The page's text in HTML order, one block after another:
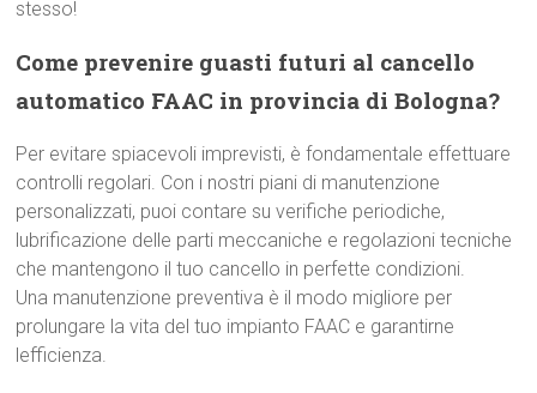
stesso!
Come prevenire guasti futuri al cancello
automatico FAAC in provincia di Bologna?
Per evitare spiacevoli imprevisti, è fondamentale effettuare
controlli regolari. Con i nostri piani di manutenzione
personalizzati, puoi contare su verifiche periodiche,
lubrificazione delle parti meccaniche e regolazioni tecniche
che mantengono il tuo cancello in perfette condizioni.
Una manutenzione preventiva è il modo migliore per
prolungare la vita del tuo impianto FAAC e garantirne
lefficienza.